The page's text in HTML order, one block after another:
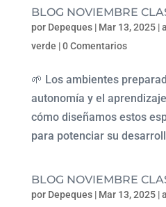
BLOG NOVIEMBRE
por Depeques| Mar 13, 2025|
verde |0 Comentarios
🌱 Los ambientes
autonomía y el
cómo diseñamos estos
para potenciar su
BLOG NOVIEMBRE
por Depeques| Mar 13, 2025|